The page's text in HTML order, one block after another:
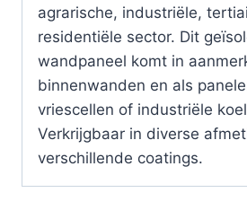
6000
mm
aantal
agrarische, industriële,
residentiële sector. Dit
wandpaneel komt in
binnenwanden en als
vriescellen of industriële
Verkrijgbaar in diverse
verschillende coatings.